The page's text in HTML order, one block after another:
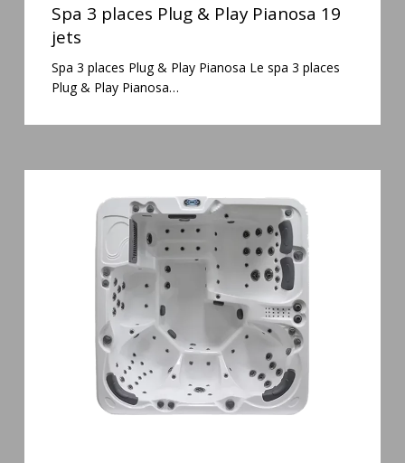
places
Plug
Play
Spa 3 places Plug & Play Pianosa 19
jets
Spa 3 places Plug & Play Pianosa Le spa 3 places
Plug & Play Pianosa…